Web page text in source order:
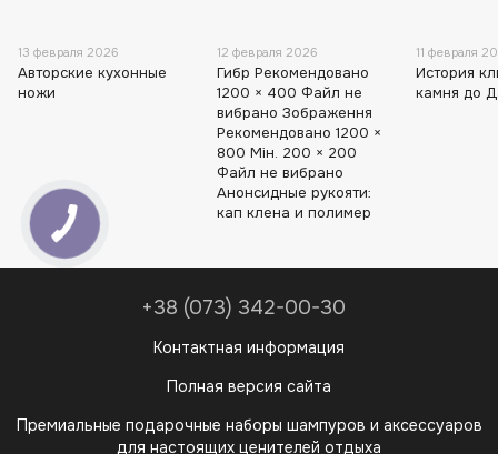
13 февраля 2026
Авторские кухонные
ножи
12 февраля 2026
Гибр Рекомендовано
1200 × 400 Файл не
вибрано Зображення
Рекомендовано 1200 ×
800 Мін. 200 × 200
Файл не вибрано
Анонсидные рукояти:
кап клена и полимер
11 февраля
История
камня до
+38 (073) 342-00-30
Контактная информация
Полная версия сайта
Премиальные подарочные наборы шампуров и аксессуаров
для настоящих ценителей отдыха